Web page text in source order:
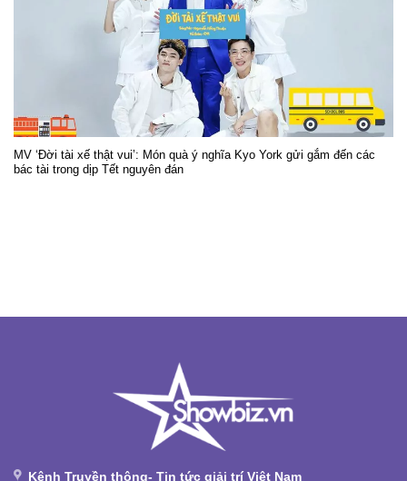
MV ‘Đời tài xế thật vui’: Món quà ý nghĩa Kyo York gửi gắm đến các
bác tài trong dịp Tết nguyên đán
Kênh Truyền thông- Tin tức giải trí Việt Nam